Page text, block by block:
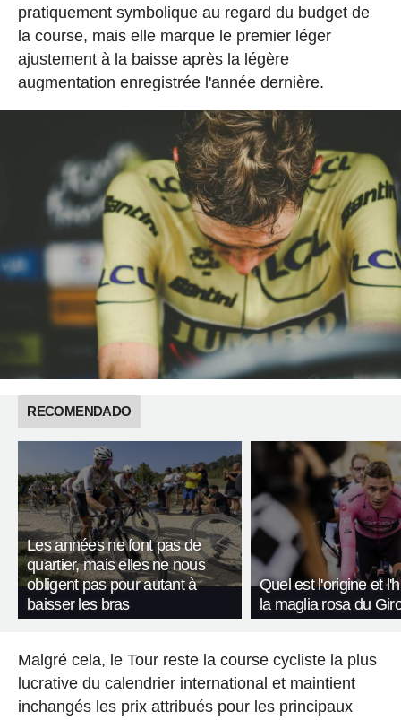
pratiquement symbolique au regard du budget de
la course, mais elle marque le premier léger
ajustement à la baisse après la légère
augmentation enregistrée l'année dernière.
RECOMENDADO
Les années ne font pas de
quartier, mais elles ne nous
obligent pas pour autant à
baisser les bras
Quel est l'origine et
la maglia rosa du
Malgré cela, le Tour reste la course cycliste la plus
lucrative du calendrier international et maintient
inchangés les prix attribués pour les principaux